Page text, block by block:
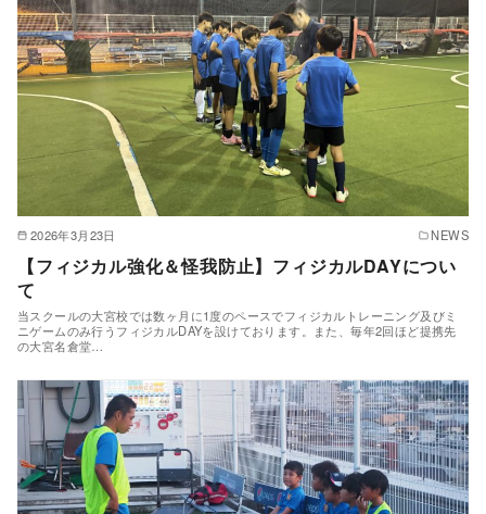
2026年3月23日 NEWS
【フィジカル強化＆怪我防止】フィジカルDAYについ
て
当スクールの大宮校では数ヶ月に1度のペースでフィジカルトレーニング及びミ
ニゲームのみ行うフィジカルDAYを設けております。また、毎年2回ほど提携先
の大宮名倉堂…